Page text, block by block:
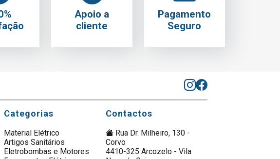
Apoio a
cliente
Pagamento
Seguro
Categorias
Material Elétrico
Artigos Sanitários
Eletrobombas e Motores
Contactos
Rua Dr. Milheiro, 130 -
Corvo
4410-325 Arcozelo - Vila